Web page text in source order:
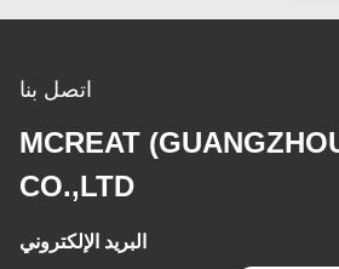
اتصل بنا
MCREAT
CO.,LTD
البريد الإلكتروني